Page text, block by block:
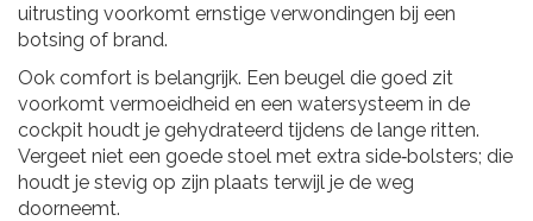
uitrusting voorkomt ernstige verwondingen bij een
botsing of brand.
Ook comfort is belangrijk. Een beugel die goed zit
voorkomt vermoeidheid en een watersysteem in de
cockpit houdt je gehydrateerd tijdens de lange ritten.
Vergeet niet een goede stoel met extra side‑bolsters; die
houdt je stevig op zijn plaats terwijl je de weg
doorneemt.